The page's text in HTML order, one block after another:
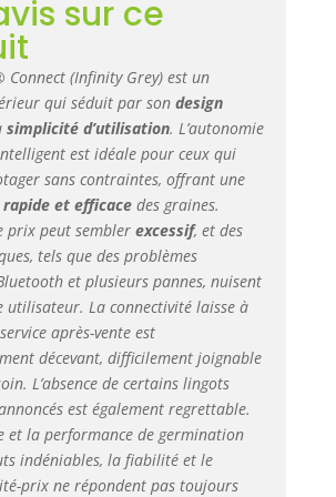
sur ce
Connect (Infinity Grey) est un
qui séduit par son design
simplicité d’utilisation. L’autonomie
est idéale pour ceux qui
sans contraintes, offrant une
et efficacedes graines.
prix peut sembler excessif, et des
tels que des problèmes
et plusieurs pannes, nuisent
utilisateur. La connectivité laisse à
après-vente est
décevant, difficilement joignable
L’absence de certains lingots
est également regrettable.
et la performance de germination
indéniables, la fiabilité et le
prix ne répondent pas toujours